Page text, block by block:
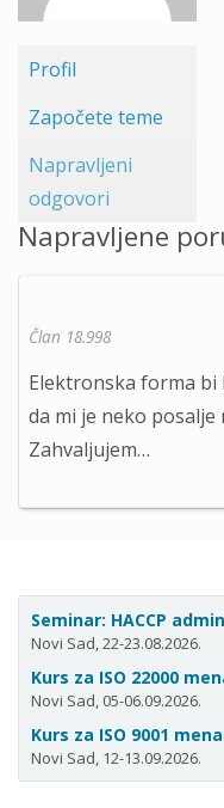
Profil
Započete teme
Napravljeni
odgovori
Napravljene
Član 18.998
Elektronska forma bi
da mi je neko posalje
Zahvaljujem…
Seminar: HACCP
Novi Sad, 22-23.08.2026.
Kurs za ISO 22000
Novi Sad, 05-06.09.2026.
Kurs za ISO 9001
Novi Sad, 12-13.09.2026.